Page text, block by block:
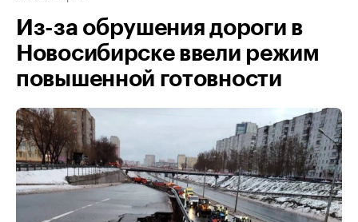
Из-за обрушения дороги в
Новосибирске ввели режим
повышенной готовности